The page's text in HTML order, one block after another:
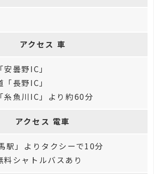
アクセス 車
曇野IC」
長野IC」
糸魚川IC」より約60分
アクセス 電車
駅」よりタクシーで10分
シャトルバスあり